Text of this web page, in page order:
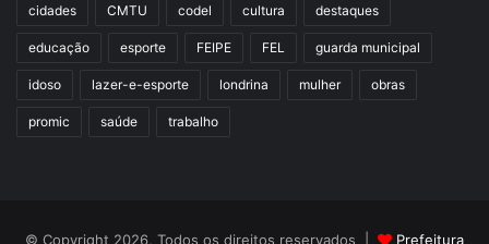
cidades CMTU codel cultura destaques
educação esporte FEIPE FEL guarda municipal
idoso lazer-e-esporte londrina mulher obras
promic saúde trabalho
© Copyright 2026, Todos os direitos reservados | Prefeitura